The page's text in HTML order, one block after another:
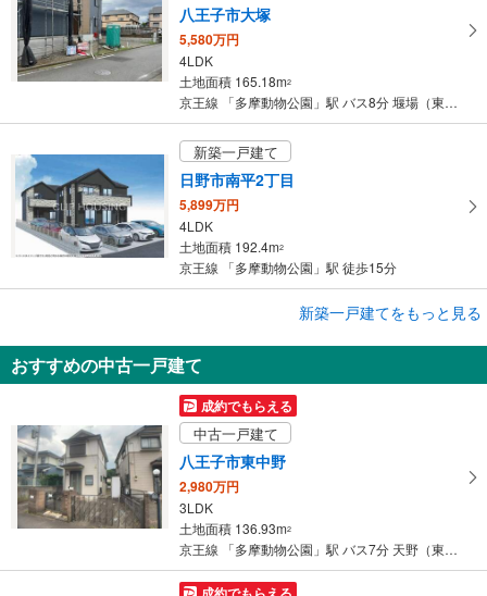
八王子市大塚
5,580万円
4LDK
土地面積 165.18m2
京王線 「多摩動物公園」駅 バス8分 堰場（東京都） バス停下車 徒歩2分
新築一戸建て
日野市南平2丁目
5,899万円
4LDK
土地面積 192.4m2
京王線 「多摩動物公園」駅 徒歩15分
日野市南平2丁目
5,399万円
4LDK
土地面積 192.4m2
京王線 「多摩動物公園」駅 徒歩15分
新築一戸建てをもっと見る
おすすめの中古一戸建て
成約でもらえる
中古一戸建て
八王子市東中野
2,980万円
3LDK
土地面積 136.93m2
京王線 「多摩動物公園」駅 バス7分 天野（東京都） バス停下車 徒歩4分